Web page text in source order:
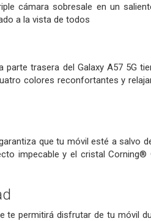
cámara sobresale en un
a la vista de todos
trasera del Galaxy A57 5G
colores reconfortantes y
que tu móvil esté a salvo
impecable y el cristal Corning®
te permitirá disfrutar de tu móvil